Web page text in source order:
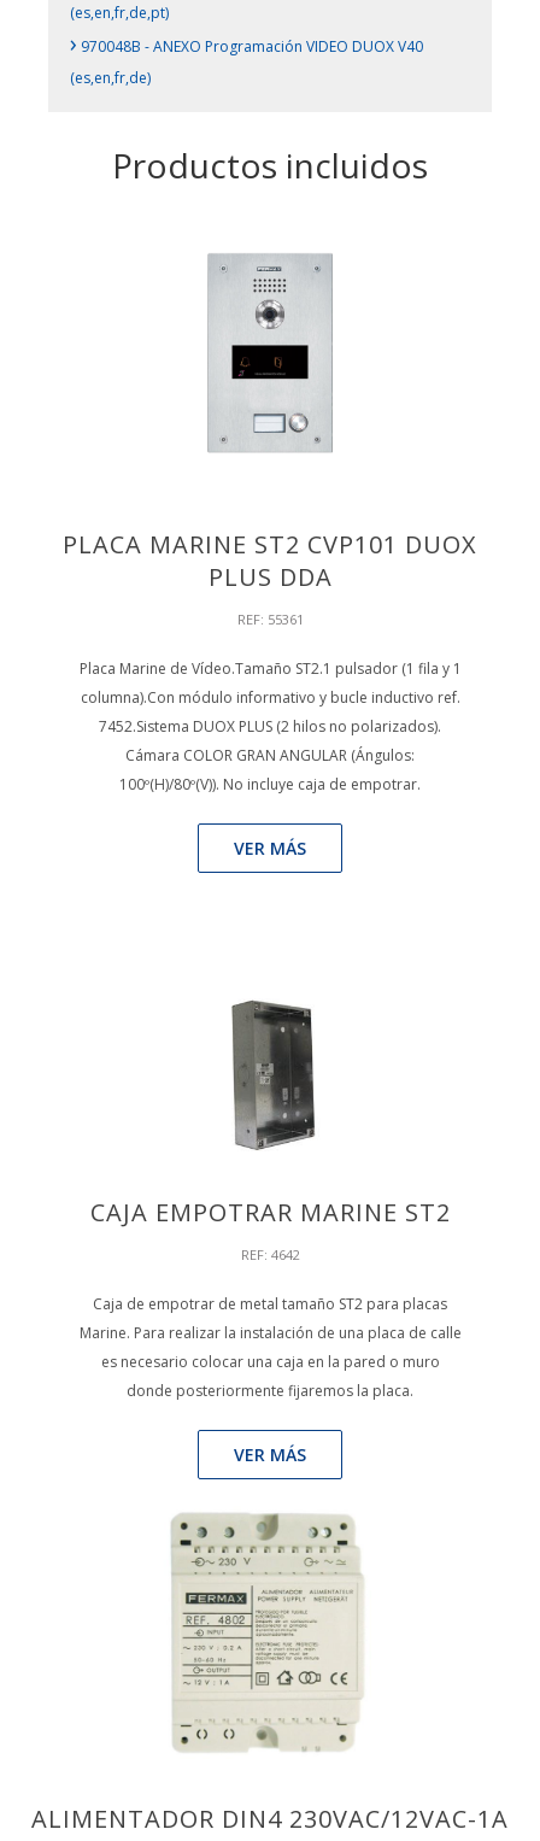
(es,en,fr,de,pt)
› 970048B - ANEXO Programación VIDEO DUOX V40
(es,en,fr,de)
Productos incluidos
PLACA MARINE ST2 CVP101 DUOX
PLUS DDA
REF: 55361
Placa Marine de Vídeo.Tamaño ST2.1 pulsador (1 fila y 1
columna).Con módulo informativo y bucle inductivo ref.
7452.Sistema DUOX PLUS (2 hilos no polarizados).
Cámara COLOR GRAN ANGULAR (Ángulos:
100º(H)/80º(V)). No incluye caja de empotrar.
VER MÁS
CAJA EMPOTRAR MARINE ST2
REF: 4642
Caja de empotrar de metal tamaño ST2 para placas
Marine. Para realizar la instalación de una placa de calle
es necesario colocar una caja en la pared o muro
donde posteriormente fijaremos la placa.
VER MÁS
ALIMENTADOR DIN4 230VAC/12VAC-1A